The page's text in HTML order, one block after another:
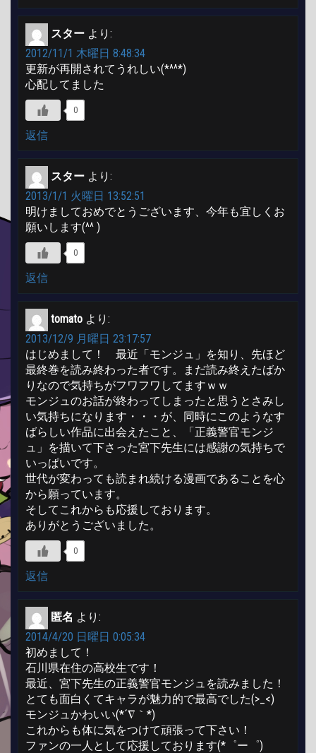
スター より:
2012/11/1 木曜日 8:48:34
更新が再開されてうれしい(*^^*)
心配してました
0
返信
スター より:
2013/1/1 火曜日 13:52:51
明けましておめでとうございます、今年も宜しくお
願いします(^^ )ゞ
0
返信
tomato より:
2013/12/9 月曜日 23:17:57
はじめまして！ 最近「モンジュ」を知り、先ほど
最終巻を読み終わった者です。まだ読み終えたばか
りなので気持ちがフワフワしてますｗｗ
モンジュのお話が終わってしまったと思うとさみし
い気持ちになります・・・が、同時にこのようなす
ばらしい作品に出会えたこと、「正義警官モンジ
ュ」を描いて下さった宮下先生には感謝の気持ちで
いっぱいです。
世代が変わっても読まれ続ける漫画であることを心
から願っています。
そしてこれからも応援しております。
ありがとうございました。
0
返信
匿名 より:
2014/4/20 日曜日 0:05:34
初めまして！
石川県在住の高校生です！
最近、宮下先生の正義警官モンジュを読みました！
とても面白くてキャラが魅力的で最高でした(>_<)
モンジュかわいい(*´∇｀*)
これからも体に気をつけて頑張って下さい！
ファンの一人として応援しております(*゜ー゜)ゞ